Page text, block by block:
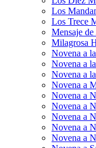
Los
Los Trece
Mensaje de
Milagrosa
Novena a
Novena a
Novena a
Novena a
Novena a
Novena a
Novena a
Novena a
Novena a